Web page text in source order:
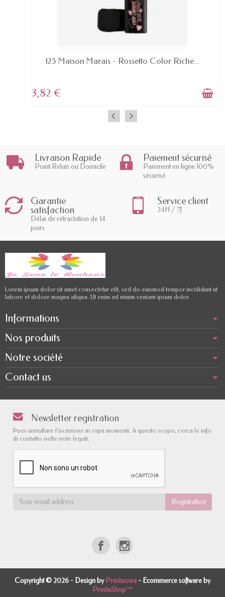
AVAILABLE
125 Maison Marais - Rossetto Color Riche...
3,82 €
Livraison Rapide
Point Relais ou Domicile
Paiement sécurisé
Paiement en ligne 100%
sécurisé
Garantie
satisfaction
Délai de rétractation de 14
jours
Service client
24H / 7J
Lorem ipsum dolor sit amet consectetur elit, sed do eiusmod tempor incididunt ut
labore et dolore magna aliqua. Ut enim ad minim veniam ipsum dolor.
Informations
Nos produits
Notre société
Contact us
Newsletter registration
Puoi annullare l'iscrizione in ogni momenti. A questo scopo, cerca le info
di contatto nelle note legali.
Copyright © 2026 - Design by Prestacrea - Ecommerce software by
PrestaShop™